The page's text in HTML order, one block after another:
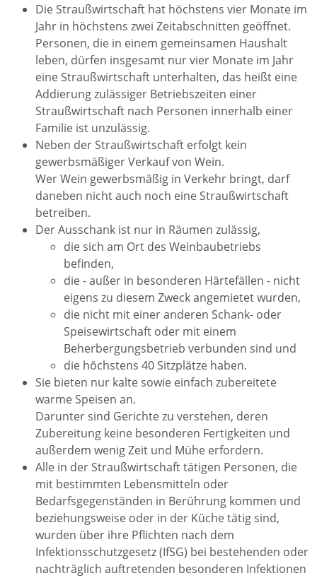
Die Straußwirtschaft hat höchstens vier Monate im
Jahr in höchstens zwei Zeitabschnitten geöffnet.
Personen, die in einem gemeinsamen Haushalt
leben, dürfen insgesamt nur vier Monate im Jahr
eine Straußwirtschaft unterhalten, das heißt eine
Addierung zulässiger Betriebszeiten einer
Straußwirtschaft nach Personen innerhalb einer
Familie ist unzulässig.
Neben der Straußwirtschaft erfolgt kein
gewerbsmäßiger Verkauf von Wein.
Wer Wein gewerbsmäßig in Verkehr bringt, darf
daneben nicht auch noch eine Straußwirtschaft
betreiben.
Der Ausschank ist nur in Räumen zulässig,
die sich am Ort des Weinbaubetriebs
befinden,
die - außer in besonderen Härtefällen - nicht
eigens zu diesem Zweck angemietet wurden,
die nicht mit einer anderen Schank- oder
Speisewirtschaft oder mit einem
Beherbergungsbetrieb verbunden sind und
die höchstens 40 Sitzplätze haben.
Sie bieten nur kalte sowie einfach zubereitete
warme Speisen an.
Darunter sind Gerichte zu verstehen, deren
Zubereitung keine besonderen Fertigkeiten und
außerdem wenig Zeit und Mühe erfordern.
Alle in der Straußwirtschaft tätigen Personen, die
mit bestimmten Lebensmitteln oder
Bedarfsgegenständen in Berührung kommen und
beziehungsweise oder in der Küche tätig sind,
wurden über ihre Pflichten nach dem
Infektionsschutzgesetz (IfSG) bei bestehenden oder
nachträglich auftretenden besonderen Infektionen